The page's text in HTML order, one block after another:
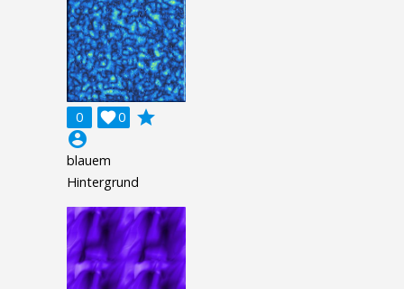
0 0

grade
account_circle
blauem
Hintergrund